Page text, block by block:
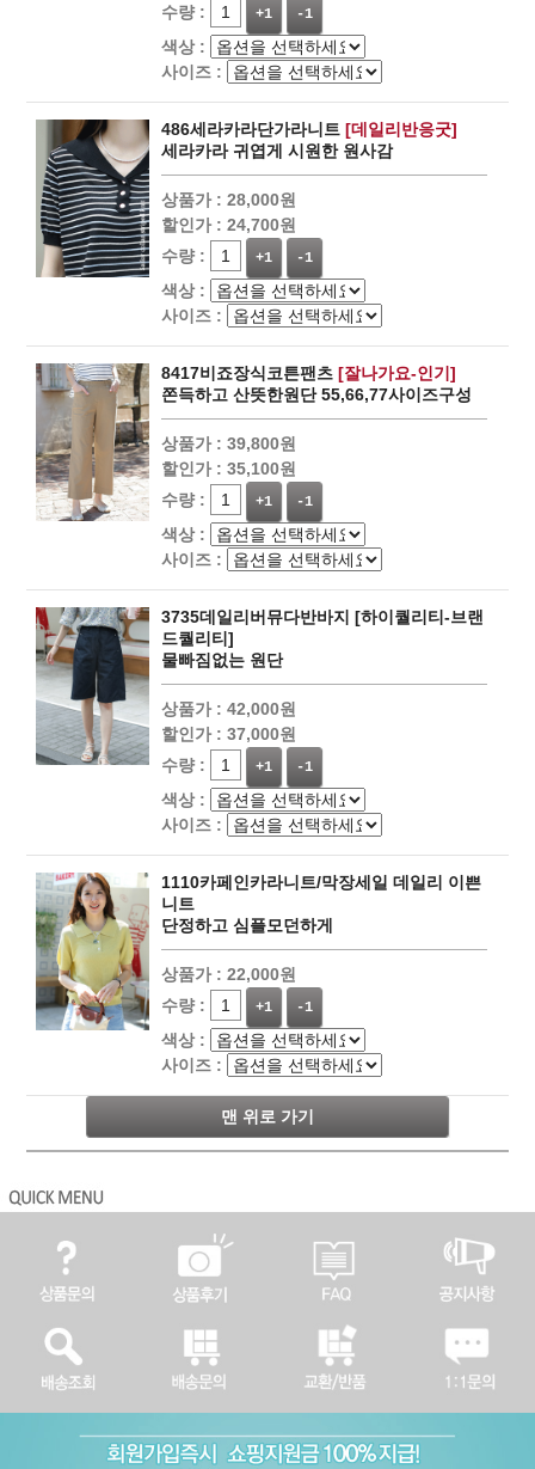
수량 :
+1 -1
색상 :
사이즈 :
486세라카라단가라니트 [데일리반응굿]
세라카라 귀엽게 시원한 원사감
상품가 : 28,000원
할인가 : 24,700원
수량 :
+1 -1
색상 :
사이즈 :
8417비죠장식코튼팬츠 [잘나가요-인기]
쫀득하고 산뜻한원단 55,66,77사이즈구성
상품가 : 39,800원
할인가 : 35,100원
수량 :
+1 -1
색상 :
사이즈 :
3735데일리버뮤다반바지 [하이퀄리티-브랜
드퀄리티]
물빠짐없는 원단
상품가 : 42,000원
할인가 : 37,000원
수량 :
+1 -1
색상 :
사이즈 :
1110카페인카라니트/막장세일 데일리 이쁜
니트
단정하고 심플모던하게
상품가 : 22,000원
수량 :
+1 -1
색상 :
사이즈 :
맨 위로 가기